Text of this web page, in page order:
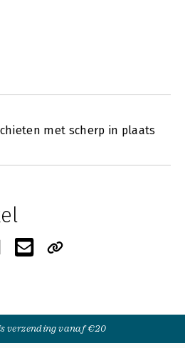
met scherp in plaats
verzending vanaf €20